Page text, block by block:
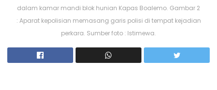
dalam kamar mandi blok hunian Kapas Boalemo. Gambar 2
: Aparat kepolisian memasang garis polisi di tempat kejadian
perkara. Sumber foto : Istimewa.